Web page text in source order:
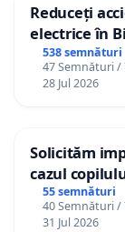
Reduceți
electrice în
538 semnături
47 Semnături /
28 Jul 2026
Solicităm
cazul
Gheorghe,
12 ani
55 semnături
40 Semnături /
31 Jul 2026